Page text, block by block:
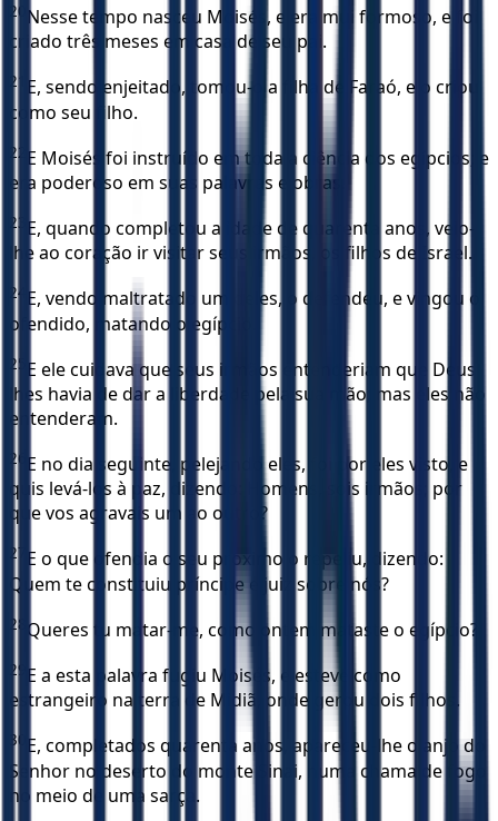
20 Nesse tempo nasceu Moisés, e era mui formoso, e foi
criado três meses em casa de seu pai.
21
E, sendo enjeitado, tomou-o a filha de Faraó, e o criou
como seu filho.
22 E Moisés foi instruído em toda a ciência dos egípcios; e
era poderoso em suas palavras e obras.
23 E, quando completou a idade de quarenta anos, veio-
lhe ao coração ir visitar seus irmãos, os filhos de Israel.
24 E, vendo maltratado um deles, o defendeu, e vingou o
ofendido, matando o egípcio.
25 E ele cuidava que seus irmãos entenderiam que Deus
lhes havia de dar a liberdade pela sua mão; mas eles não
entenderam.
26 E no dia seguinte, pelejando eles, foi por eles visto, e
quis levá-los à paz, dizendo: Homens, sois irmãos; por
que vos agravais um ao outro?
27 E o que ofendia o seu próximo o repeliu, dizendo:
Quem te constituiu príncipe e juiz sobre nós?
28 Queres tu matar-me, como ontem mataste o egípcio?
29 E a esta palavra fugiu Moisés, e esteve como
estrangeiro na terra de Midiã, onde gerou dois filhos.
30 E, completados quarenta anos, apareceu-lhe o anjo do
Senhor no deserto do monte Sinai, numa chama de fogo
no meio de uma sarça.